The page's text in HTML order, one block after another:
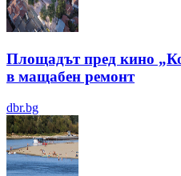
Площадът пред кино
в мащабен ремонт
dbr.bg